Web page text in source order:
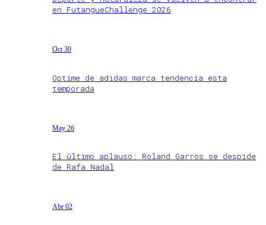
en FutangueChallenge 2026
Oct 30
Optime de adidas marca tendencia esta
temporada
May 26
El último aplauso: Roland Garros se despide
de Rafa Nadal
Abr 02